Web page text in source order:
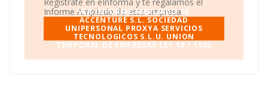
Informe Ampliado de esta empresa.
VER INFORME AMPLIADO DE
ACCENTURE S.L. SOCIEDAD
UNIPERSONAL PROXYA SERVICIOS
TECNOLOGICOS S.L.U. UNION
TEMPORAL DE EMPRESAS LEY 18 / 1982